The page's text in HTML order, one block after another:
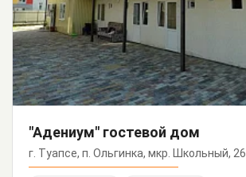
"Адениум" гостевой дом
г. Туапсе, п. Ольгинка, мкр. Школьный, 26